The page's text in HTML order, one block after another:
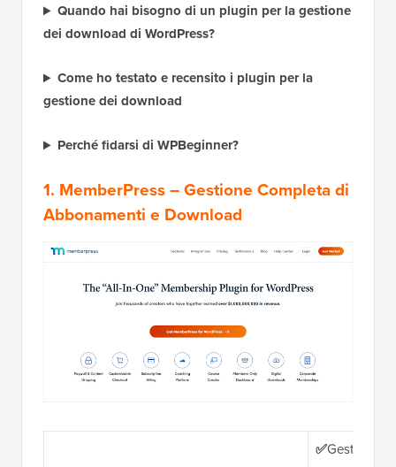
Quando hai bisogno di un plugin per la gestione
dei download di WordPress?
Come ho testato e recensito i plugin per la
gestione dei download
Perché fidarsi di WPBeginner?
1. MemberPress– Gestione Completa di
Abbonamenti e Download
✅Gestisci